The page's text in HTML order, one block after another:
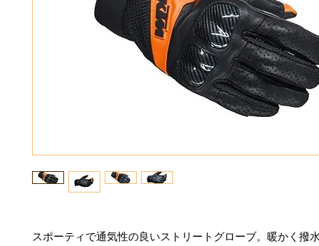
スポーティで通気性の良いストリートグローブ。暖かく撥